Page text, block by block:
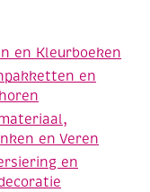
en Kleurboeken
en
en Veren
en